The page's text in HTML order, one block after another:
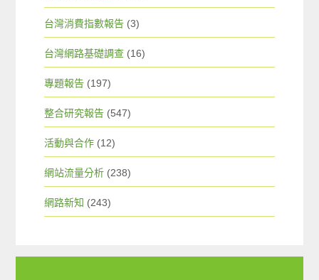
台灣消費指數報告 (3)
台灣網路基礎調查 (16)
專題報告 (197)
整合研究報告 (547)
活動與合作 (12)
網站流量分析 (238)
網路新知 (243)